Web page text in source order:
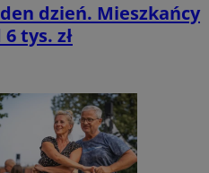
dzień. Mieszkańcy
tys. zł